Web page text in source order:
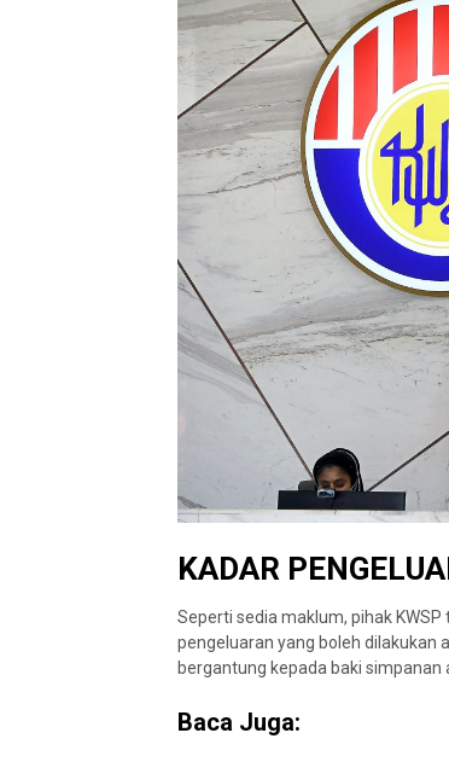
KADAR
Seperti sedia maklum, pihak
pengeluaran yang boleh dilakukan
bergantung kepada baki simpanan
Baca Juga: